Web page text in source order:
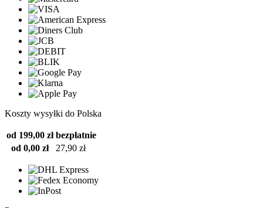
Koszty wysyłki do Polska
od 199,00 zł bezpłatnie
od 0,00 zł
27,90 zł